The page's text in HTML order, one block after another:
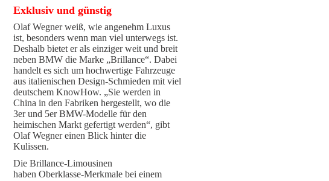
Exklusiv und günstig
Olaf Wegner weiß, wie angenehm Luxus
ist, besonders wenn man viel unterwegs ist.
Deshalb bietet er als einziger weit und breit
neben BMW die Marke „Brillance“. Dabei
handelt es sich um hochwertige Fahrzeuge
aus italienischen Design-Schmieden mit viel
deutschem KnowHow. „Sie werden in
China in den Fabriken hergestellt, wo die
3er und 5er BMW-Modelle für den
heimischen Markt gefertigt werden“, gibt
Olaf Wegner einen Blick hinter die
Kulissen.
Die Brillance-Limousinen
haben Oberklasse-Merkmale bei einem